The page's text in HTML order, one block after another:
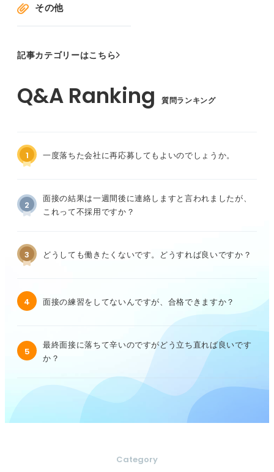
その他
記事カテゴリーはこちら
質問ランキング
1 一度落ちた会社に再応募してもよいのでしょうか。
2
面接の結果は一週間後に連絡しますと言われましたが、
これって不採用ですか？
3 どうしても働きたくないです。どうすれば良いですか？
4 面接の練習をしてないんですが、合格できますか？
5
最終面接に落ちて辛いのですがどう立ち直れば良いです
か？
Category